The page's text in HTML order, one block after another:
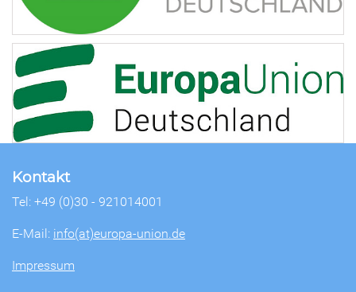
Kontakt
Tel: +49 (0)30 - 921014001
E-Mail: info(at)europa-union.de
Impressum